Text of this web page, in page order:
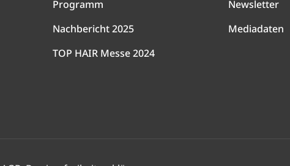
Programm
Nachbericht 2025
TOP HAIR Messe 2024
Newsletter
Mediadaten